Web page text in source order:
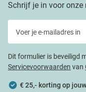
Schrijf je in voor onze
Dit formulier is beveiligd
Servicevoorwaarden van
€ 25,- korting op